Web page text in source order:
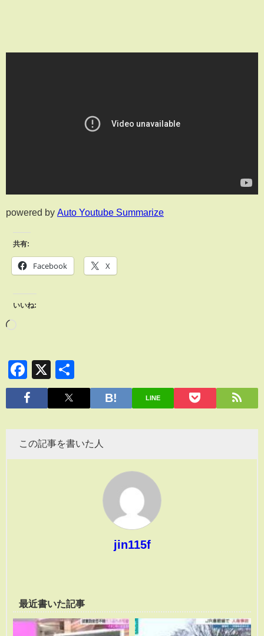
powered by Auto Youtube Summarize
共有:
Facebook X
いいね:
Facebook
X
有
LINE
この記事を書いた人
jin115f
最近書いた記事